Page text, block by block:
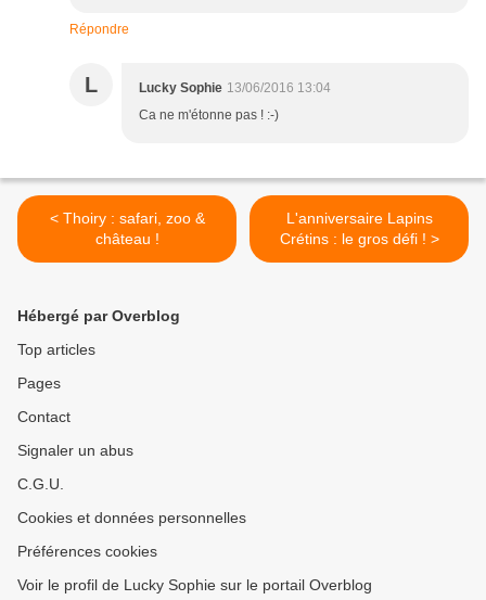
Répondre
L Lucky Sophie 13/06/2016 13:04
Ca ne m'étonne pas ! :-)
< Thoiry : safari, zoo &
château !
L'anniversaire Lapins
Crétins : le gros défi ! >
Hébergé par Overblog
Top articles
Pages
Contact
Signaler un abus
C.G.U.
Cookies et données personnelles
Préférences cookies
Voir le profil de Lucky Sophie sur le portail Overblog